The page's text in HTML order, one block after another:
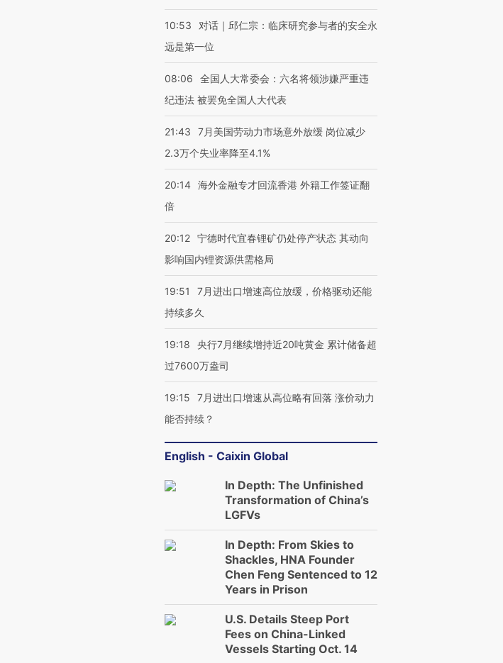
10:53
对话｜邱仁宗：临床研究参与者的安全永
远是第一位
08:06
全国人大常委会：六名将领涉嫌严重违
纪违法 被罢免全国人大代表
21:43
7月美国劳动力市场意外放缓 岗位减少
2.3万个失业率降至4.1%
20:14 海外金融专才回流香港 外籍工作签证翻
倍
20:12 宁德时代宜春锂矿仍处停产状态 其动向
影响国内锂资源供需格局
19:51
7月进出口增速高位放缓，价格驱动还能
持续多久
19:18
央行7月继续增持近20吨黄金 累计储备超
过7600万盎司
19:15
7月进出口增速从高位略有回落 涨价动力
能否持续？
English - Caixin Global
In Depth: The Unfinished
Transformation of China’s
LGFVs
In Depth: From Skies to
Shackles, HNA Founder
Chen Feng Sentenced to 12
Years in Prison
U.S. Details Steep Port
Fees on China-Linked
Vessels Starting Oct. 14